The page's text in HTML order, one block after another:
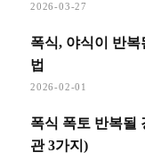
2026-03-27
폭식, 야식이 반
법
2026-02-01
폭식 폭토 반복될
관 3가지)